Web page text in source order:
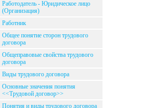
Работодатель - Юридическое лицо
(Организация)
Работник
Общее понятие сторон трудового
договора
Общеправовые свойства трудового
договора
Виды трудового договора
Основные значения понятия
<<Трудовой договор>>
Понятия и виды трудового договора